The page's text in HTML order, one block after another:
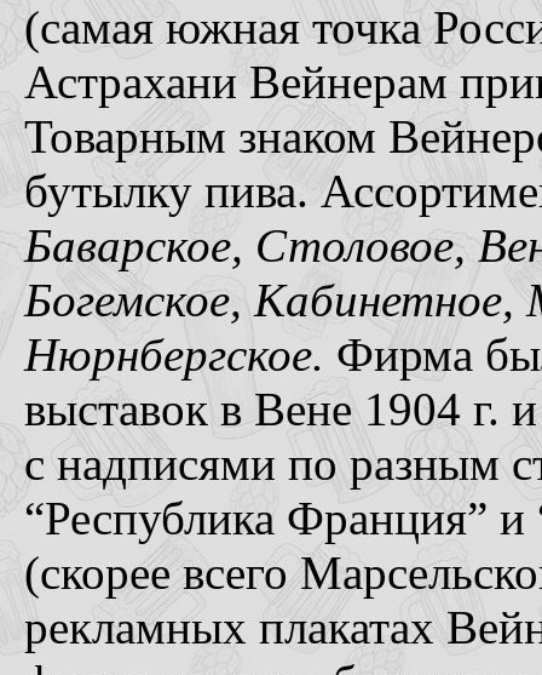
(самая южная точка
Астрахани Вейнерам
Товарным знаком
бутылку пива.
Баварское, Столовое,
Богемское,
Нюрнбергское. Фирма
выставок в Вене 1904 г.
с надписями по разным
“Республика Франция”
(скорее всего
рекламных плакатах